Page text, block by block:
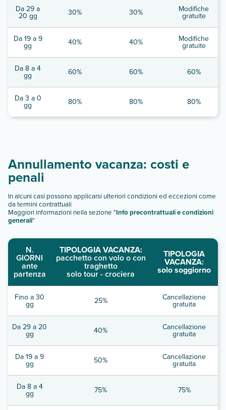
Da 29 a
20 gg 30% 30% Modifiche
gratuite
Da 19 a 9
gg 40% 40% Modifiche
gratuite
Da 8 a 4
gg 60% 60% 60%
Da 3 a 0
gg 80% 80% 80%
Annullamento vacanza: costi e
penali
In alcuni casi possono applicarsi ulteriori condizioni ed eccezioni come
da termini contrattuali
Maggiori informazioni nella sezione "Info precontrattuali e condizioni
generali"
N.
GIORNI
ante
partenza
TIPOLOGIA VACANZA:
pacchetto con volo o con
traghetto
solo tour - crociera
TIPOLOGIA
VACANZA:
solo soggiorno
Fino a 30
gg 25% Cancellazione
gratuita
Da 29 a 20
gg 40% Cancellazione
gratuita
Da 19 a 9
gg 50% Cancellazione
gratuita
Da 8 a 4
gg 75% 75%